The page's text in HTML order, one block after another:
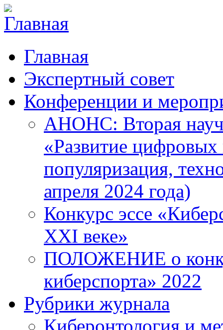
Главная
Экспертный совет
Конференции и
АНОНС: Вторая
«Развитие цифровых
популяризация,
апреля 2024 года)
Конкурс эссе
XXI веке»
ПОЛОЖЕНИЕ о
киберспорта» 2022
Рубрики журнала